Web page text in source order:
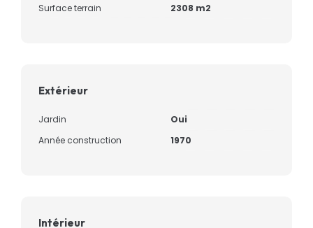
Surface terrain
2308 m2
Extérieur
Jardin
Oui
Année construction
1970
Intérieur